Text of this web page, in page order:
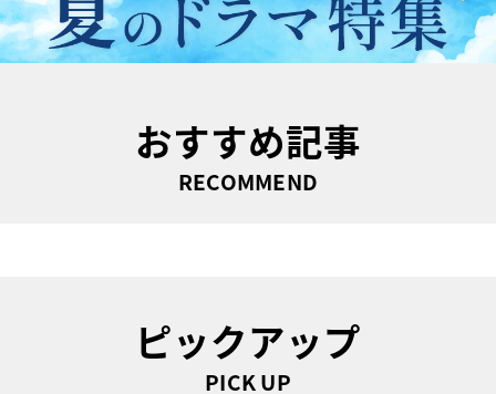
おすすめ記事
RECOMMEND
ピックアップ
PICK UP